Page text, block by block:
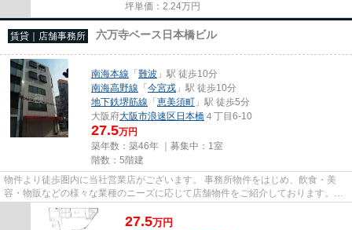
坪単価： 2.24万円
賃貸｜店舗事務所 六万寺ベース日本橋ビル
南海本線 「難波 」駅 徒歩10分
南海高野線 「今宮戎 」駅 徒歩10分
地下鉄堺筋線 「恵美須町 」駅 徒歩5分
大阪府大阪市浪速区日本橋 ４丁目6-10
27.5万円
築年数：築46年 ｜募集中： 1室
階数：5階建
物件より徒歩圏内に当社営業店がございます。 事務所物件をはじめ、飲食・美
容・物販などの様々な業種のニーズに応じて店舗物件をご紹介しております。
尚、弊社ではおとり広告は一切...
27.5万円